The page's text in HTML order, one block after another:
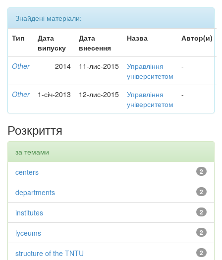
Знайдені матеріали:
Тип
Дата
випуску
Дата
внесення
Назва Автор(и)
Other 2014 11-лис-2015
Управління
університетом
-
Other 1-січ-2013 12-лис-2015
Управління
університетом
-
Розкриття
за темами
2
centers
2
departments
2
institutes
2
lyceums
2
structure of the TNTU